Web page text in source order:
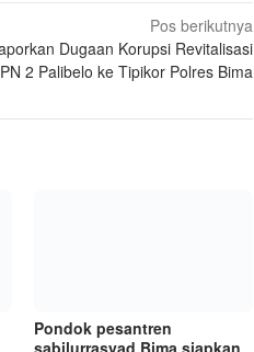
Pos berikutnya
Dugaan Korupsi Revitalisasi
2 Palibelo ke Tipikor Polres Bima
Pondok pesantren
sabilurrasyad Bima siapkan